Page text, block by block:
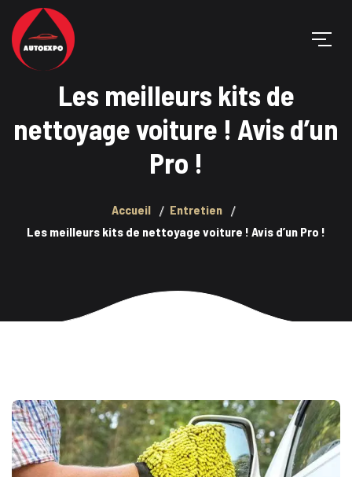
Les meilleurs kits de
nettoyage voiture ! Avis d’un
Pro !
Accueil
Entretien
Les meilleurs kits de nettoyage voiture ! Avis d’un Pro !